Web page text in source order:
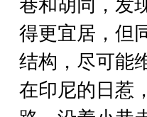
巷和胡同，发
得更宜居，但
结构，尽可能
在印尼的日惹